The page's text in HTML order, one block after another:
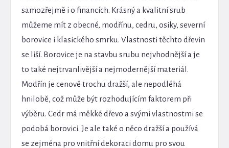
samozřejmě i o financích. Krásný a kvalitní srub
můžeme mít z obecné, modřínu, cedru, osiky, severní
borovice i klasického smrku. Vlastnosti těchto dřevin
se liší. Borovice je na stavbu srubu nejvhodnější a je
to také nejtrvanlivější a nejmodernější materiál.
Modřín je cenově trochu dražší, ale nepodléhá
hnilobě, což může být rozhodujícím faktorem při
výběru. Cedr má měkké dřevo a svými vlastnostmi se
podobá borovici. Je ale také o něco dražší a používá
se zejména pro vnitřní dekoraci domu pro svou